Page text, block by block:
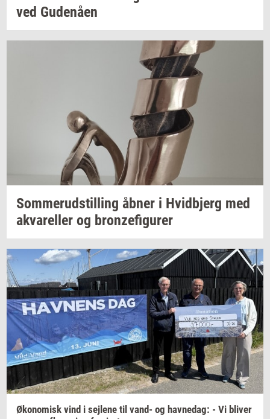
ved Gu­denå­en
Som­mer­ud­stil­ling åbner i Hvid­b­jerg med
akva­rel­ler og bron­ze­fi­gu­rer
Øko­no­misk vind i sej­le­ne til vand- og hav­nedag: - Vi bli­ver